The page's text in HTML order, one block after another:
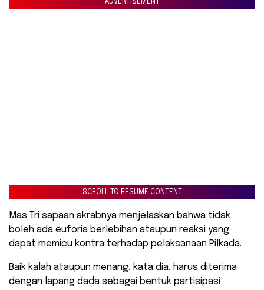
ADVERTISEMENT
SCROLL TO RESUME CONTENT
Mas Tri sapaan akrabnya menjelaskan bahwa tidak
boleh ada euforia berlebihan ataupun reaksi yang
dapat memicu kontra terhadap pelaksanaan Pilkada.
Baik kalah ataupun menang, kata dia, harus diterima
dengan lapang dada sebagai bentuk partisipasi